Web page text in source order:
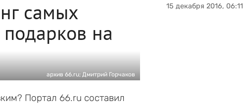
самых
на
архив 66.ru; Дмитрий Горчаков
Портал 66.ru составил
15 декабря 2016, 06:11